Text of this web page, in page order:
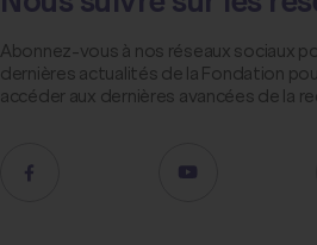
Abonnez-vous à nos réseaux sociaux
dernières actualités de la Fondation
accéder aux dernières avancées de la